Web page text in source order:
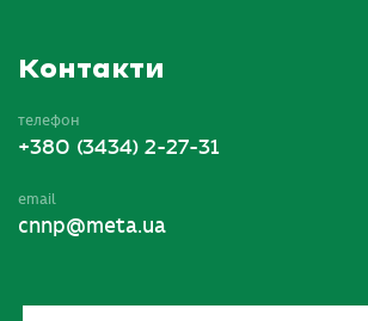
Контакти
телефон
+380 (3434) 2-27-31
email
cnnp@meta.ua